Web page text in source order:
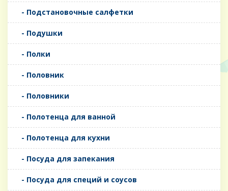
- Подстановочные салфетки
- Подушки
- Полки
- Половник
- Половники
- Полотенца для ванной
- Полотенца для кухни
- Посуда для запекания
- Посуда для специй и соусов